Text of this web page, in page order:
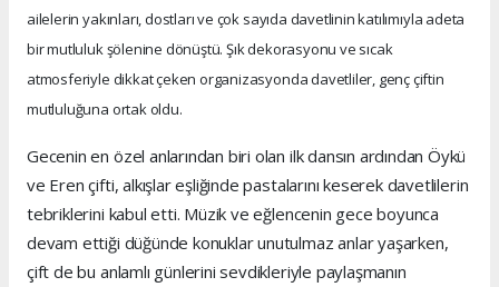
ailelerin yakınları, dostları ve çok sayıda davetlinin katılımıyla adeta
bir mutluluk şölenine dönüştü. Şık dekorasyonu ve sıcak
atmosferiyle dikkat çeken organizasyonda davetliler, genç çiftin
mutluluğuna ortak oldu.
Gecenin en özel anlarından biri olan ilk dansın ardından Öykü
ve Eren çifti, alkışlar eşliğinde pastalarını keserek davetlilerin
tebriklerini kabul etti. Müzik ve eğlencenin gece boyunca
devam ettiği düğünde konuklar unutulmaz anlar yaşarken,
çift de bu anlamlı günlerini sevdikleriyle paylaşmanın